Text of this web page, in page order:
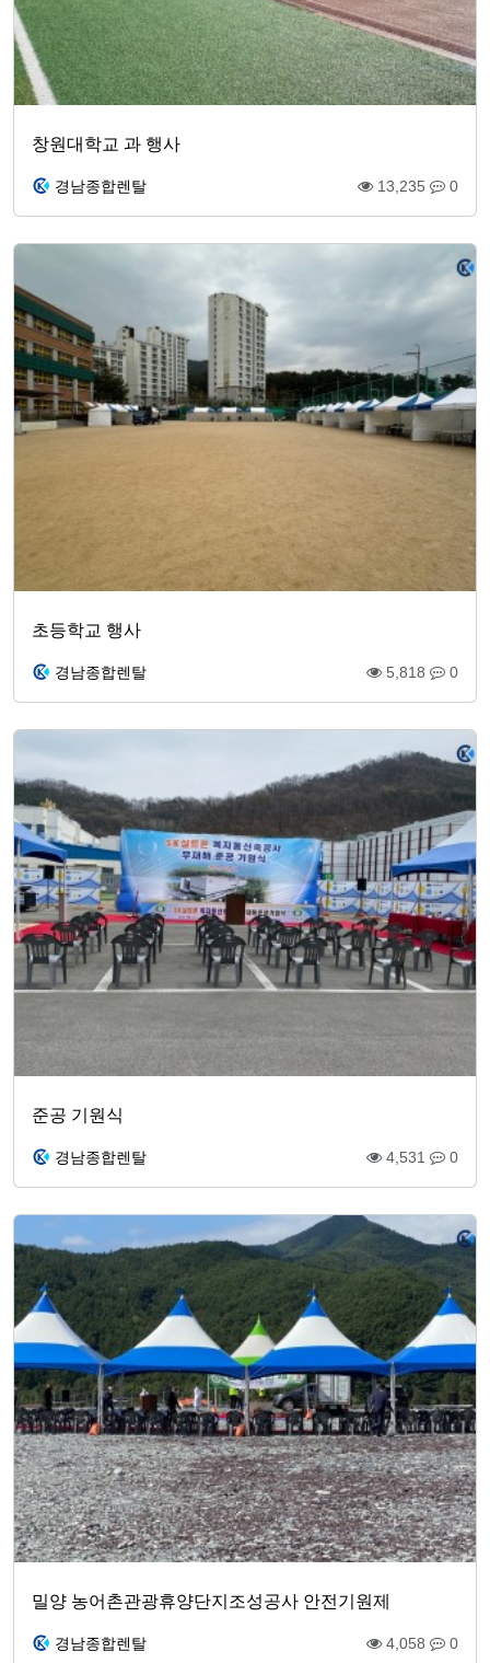
창원대학교 과 행사
경남종합렌탈 13,235 0
초등학교 행사
경남종합렌탈 5,818 0
준공 기원식
경남종합렌탈 4,531 0
밀양 농어촌관광휴양단지조성공사 안전기원제
경남종합렌탈 4,058 0